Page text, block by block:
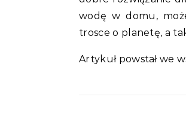
wodę w domu,
trosce o planetę, a
Artykuł powstał we